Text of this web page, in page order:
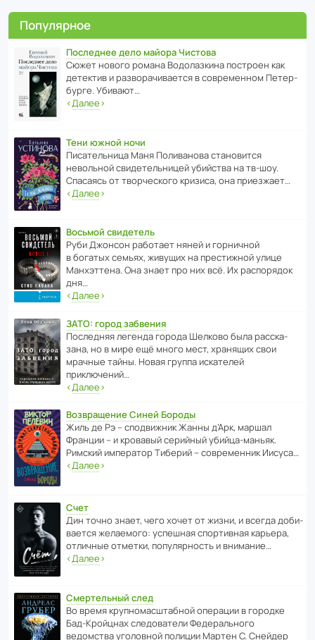
Популярное
Последнее дело майора Чистова
Сюжет нового романа Водо­ла­з­кина пост­роен как
дете­ктив и разво­ра­чи­ва­ется в совре­менном Пете­р­
бурге. Убивают…
‹Далее›
Тени южной ночи
Писа­тель­ница Маня Поли­ва­нова стано­вится
невольной свиде­тель­ницей убийства на тв-шоу.
Спасаясь от твор­че­с­кого кризиса, она приезжает…
‹Далее›
Восьмой свидетель
Руби Джонсон рабо­тает няней и горни­чной
в богатых семьях, живущих на прес­ти­жной улице
Манх­эт­тена. Она знает про них всё. Их распо­рядок
дня…
‹Далее›
ЗАТО: город забвения
После­дняя легенда города Шелково была расска­
зана, но в мире ещё много мест, хранящих свои
мрачные тайны. Новая группа иска­телей
приключений…
‹Далее›
Возвращение Синей Бороды
Жиль де Рэ – спод­ви­жник Жанны д’Арк, маршал
Франции – и кровавый серийный убийца-маньяк.
Римский импе­ратор Тиберий – совре­менник Иисуса…
‹Далее›
Счет
Дин точно знает, чего хочет от жизни, и всегда доби­
ва­ется жела­е­мого: успе­шная спор­ти­вная карьера,
отли­чные отметки, попу­ля­р­ность и внимание…
‹Далее›
Смертельный след
Во время круп­но­мас­ш­та­бной операции в городке
Бад‑Крой­цнах следо­ва­тели Феде­раль­ного
ведомства уголо­вной полиции Мартен С. Снейдер